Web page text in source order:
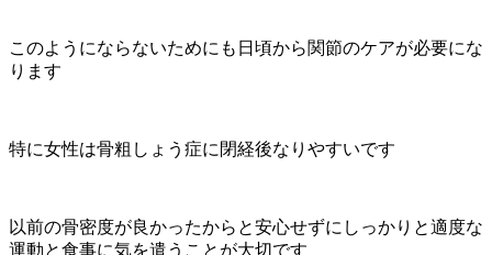
このようにならないためにも日頃から関節のケアが必要にな
ります
特に女性は骨粗しょう症に閉経後なりやすいです
以前の骨密度が良かったからと安心せずにしっかりと適度な
運動と食事に気を遣うことが大切です